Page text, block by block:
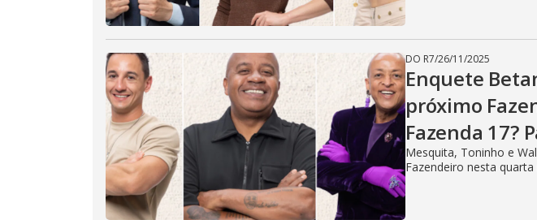
DO R7/26/11/2025
Enquete
próximo
Fazenda 17?
Mesquita, Toninho e
Fazendeiro nesta quarta